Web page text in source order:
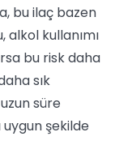
bu ilaç bazen
alkol kullanımı
bu risk daha
sık
süre
uygun şekilde